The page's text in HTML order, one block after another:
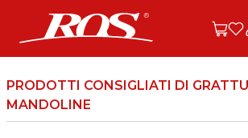
PRODOTTI CONSIGLIATI DI
MANDOLINE